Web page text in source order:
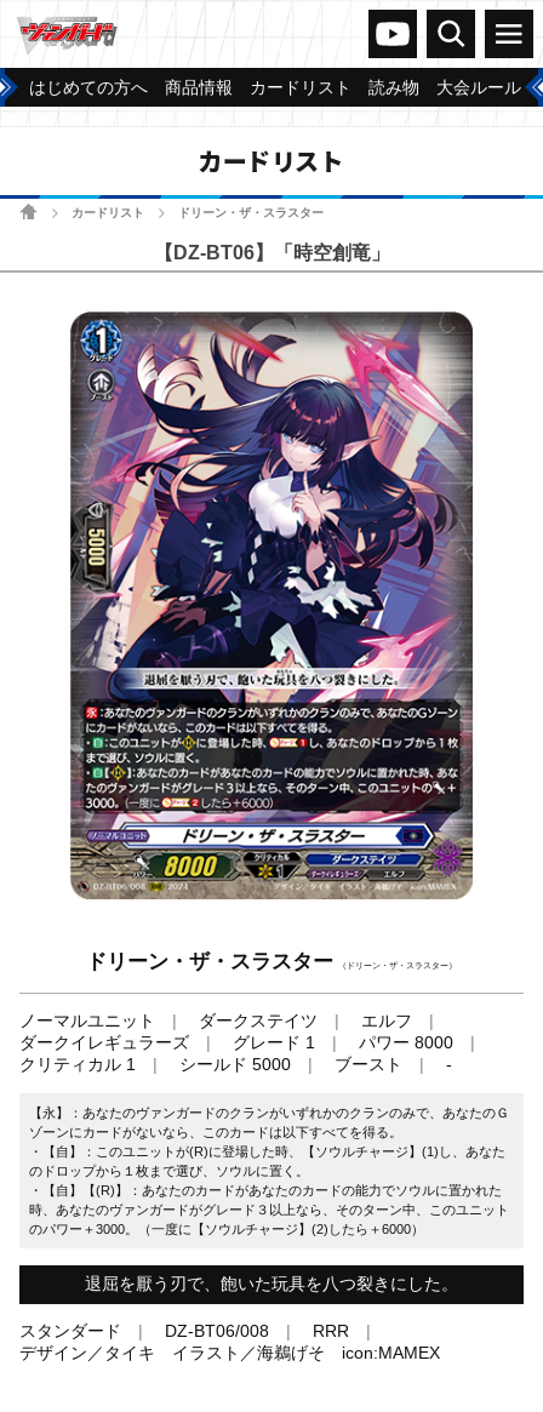
ヴァンガードch
検索 メニュー
はじめての方へ 商品情報 カードリスト 読み物 大会ルール
カードリスト
ホームカードリスト ドリーン・ザ・スラスター
【DZ-BT06】「時空創竜」
ドリーン・ザ・スラスター （ドリーン・ザ・スラスター）
ノーマルユニット ダークステイツ
エルフ
ダークイレギュラーズ
グレード 1
パワー 8000
クリティカル 1
シールド 5000 ブースト -
【永】：あなたのヴァンガードのクランがいずれかのクランのみで、あなたのＧ
ゾーンにカードがないなら、このカードは以下すべてを得る。
・【自】：このユニットが(R)に登場した時、【ソウルチャージ】(1)し、あなた
のドロップから１枚まで選び、ソウルに置く。
・【自】【(R)】：あなたのカードがあなたのカードの能力でソウルに置かれた
時、あなたのヴァンガードがグレード３以上なら、そのターン中、このユニット
のパワー＋3000。（一度に【ソウルチャージ】(2)したら＋6000）
退屈を厭う刃で、飽いた玩具を八つ裂きにした。
スタンダード DZ-BT06/008
RRR
デザイン／タイキ イラスト／海鵜げそ icon:MAMEX